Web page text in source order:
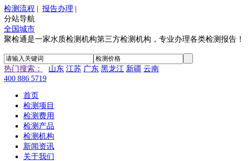
检测流程 | 报告办理 |
分站导航
全国城市
聚检通是一家水质检测机构第三方检测机构，专业办理各类检测报告！
热门搜索： 山东 江苏 广东 黑龙江 新疆 云南
400 886 5719
首页
检测项目
检测费用
检测产品
检测机构
新闻资讯
关于我们